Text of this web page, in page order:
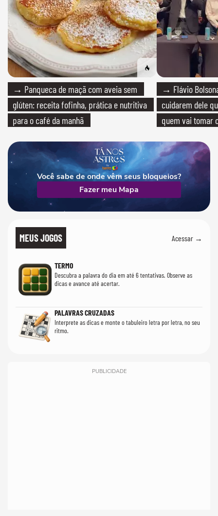
→ Panqueca de maçã com aveia sem
glúten: receita fofinha, prática e nutritiva
para o café da manhã
→ Flávio
cuidarem dele
quem vai tomar
Você sabe de onde vêm seus bloqueios?
Fazer meu Mapa
MEUS JOGOS Acessar →
TERMO
Descubra a palavra do dia em até 6 tentativas. Observe as
dicas e avance até acertar.
PALAVRAS CRUZADAS
Interprete as dicas e monte o tabuleiro letra por letra, no seu
ritmo.
PUBLICIDADE